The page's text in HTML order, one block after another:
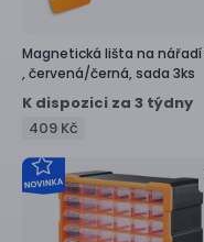
Magnetická lišta na nářadí
, červená/černá, sada 3ks
K dispozici za 3 týdny
409 Kč